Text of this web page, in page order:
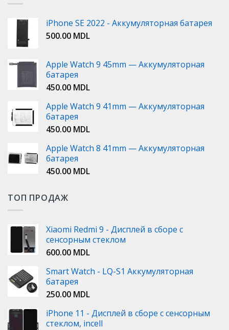
iPhone SE 2022 - Аккумуляторная батарея
500.00 MDL
Apple Watch 9 45mm — Аккумуляторная
батарея
450.00 MDL
Apple Watch 9 41mm — Аккумуляторная
батарея
450.00 MDL
Apple Watch 8 41mm — Аккумуляторная
батарея
450.00 MDL
ТОП ПРОДАЖ
Xiaomi Redmi 9 - Дисплей в сборе с
сенсорным стеклом
600.00 MDL
Smart Watch - LQ-S1 Аккумуляторная
батарея
250.00 MDL
iPhone 11 - Дисплей в сборе с сенсорным
стеклом, incell